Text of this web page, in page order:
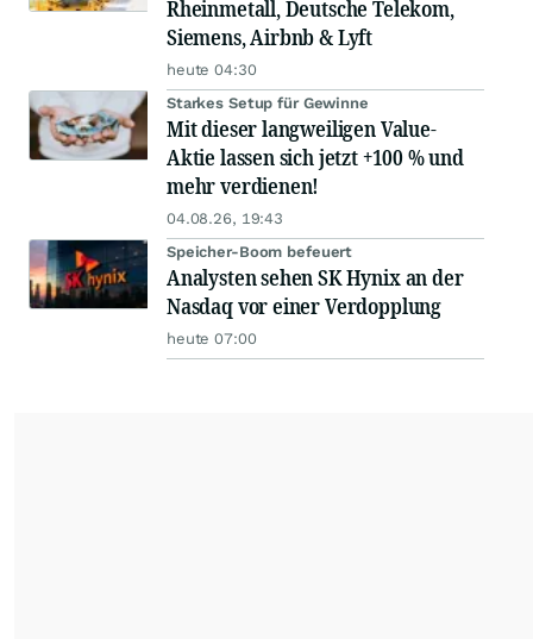
Rheinmetall, Deutsche Telekom,
Siemens, Airbnb & Lyft
heute 04:30
Starkes Setup für Gewinne
Mit dieser langweiligen Value-
Aktie lassen sich jetzt +100 % und
mehr verdienen!
04.08.26, 19:43
Speicher-Boom befeuert
Analysten sehen SK Hynix an der
Nasdaq vor einer Verdopplung
heute 07:00